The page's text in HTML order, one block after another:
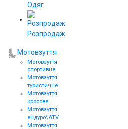
Одяг
Розпродаж
Мотовзуття
Мотовзуття
спортивне
Мотовзуття
туристичне
Мотовзуття
кросове
Мотовзуття
ендуро\АТV
Мотовзуття